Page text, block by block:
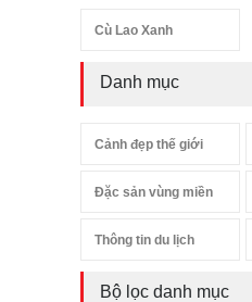
Cù Lao Xanh
Danh mục
Cảnh đẹp thế giới
Đặc sản vùng miền
Thông tin du lịch
Bộ lọc danh mục